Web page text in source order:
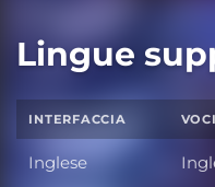
Lingue
INTERFACCIA VOCI
Inglese